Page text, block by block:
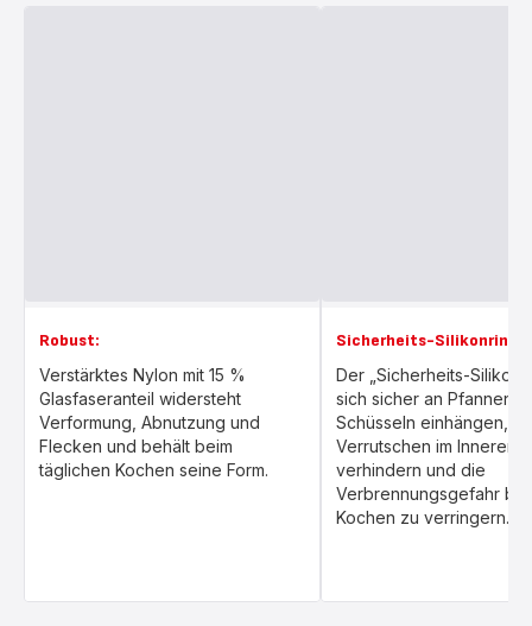
Robust:
Verstärktes Nylon mit 15 %
Glasfaseranteil widersteht
Verformung, Abnutzung und
Flecken und behält beim
täglichen Kochen seine Form.
Sicherheits-Silikonring:
Der „Sicherheits-
sich sicher an Pfannen
Schüsseln einhängen,
Verrutschen im Inneren
verhindern und die
Verbrennungsgefahr
Kochen zu verringern.